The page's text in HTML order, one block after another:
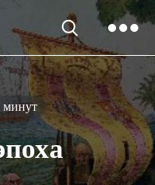
минут